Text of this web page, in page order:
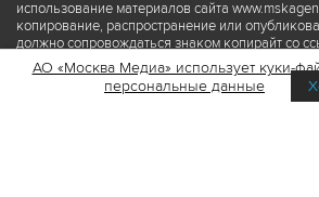
использование материалов сайта
копирование, распространение или
должно сопровождаться знаком копирайт со
правообладателя © АО «Москва Медиа», а
www.mskagency.ru как на первоисточник
материалов сайта www.mskagency.ru не
АО «Москва Медиа» использует куки-
персональные данные